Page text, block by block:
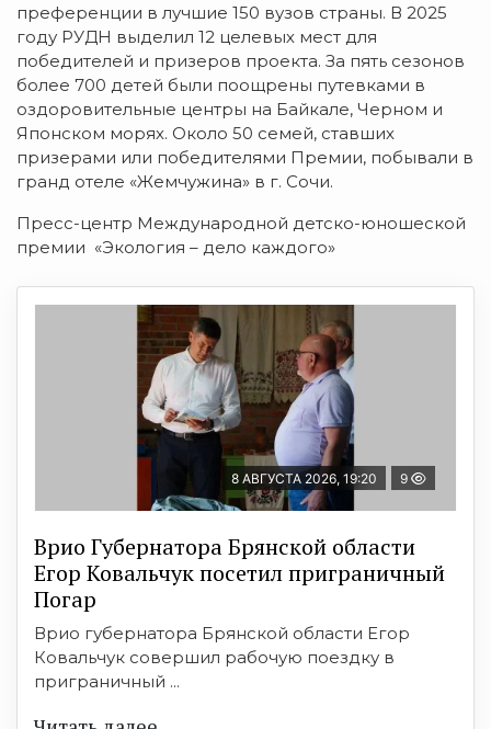
преференции в лучшие 150 вузов страны. В 2025
году РУДН выделил 12 целевых мест для
победителей и призеров проекта. За пять сезонов
более 700 детей были поощрены путевками в
оздоровительные центры на Байкале, Черном и
Японском морях. Около 50 семей, ставших
призерами или победителями Премии, побывали в
гранд отеле «Жемчужина» в г. Сочи.
Пресс-центр Международной детско-юношеской
премии «Экология – дело каждого»
8 АВГУСТА 2026, 19:20 9
Врио Губернатора Брянской области
Егор Ковальчук посетил приграничный
Погар
Врио губернатора Брянской области Егор
Ковальчук совершил рабочую поездку в
приграничный ...